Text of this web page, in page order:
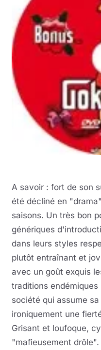
A savoir : fort de son
été décliné en
saisons. Un très bon
génériques
dans leurs styles
plutôt entraînant et
avec un goût exquis
traditions
société qui assume sa
ironiquement une
Grisant et loufoque,
"mafieusement drôle".